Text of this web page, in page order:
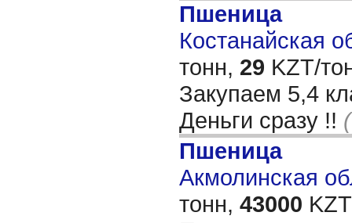
Пшеница
Костанайская
тонн, 29 KZT/
Закупаем 5,4
Деньги сразу !!
Пшеница
Акмолинская
тонн, 43000